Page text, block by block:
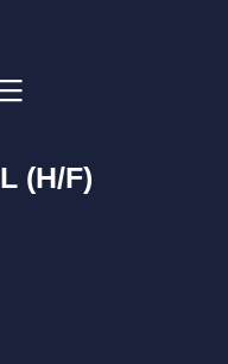
(H/F)